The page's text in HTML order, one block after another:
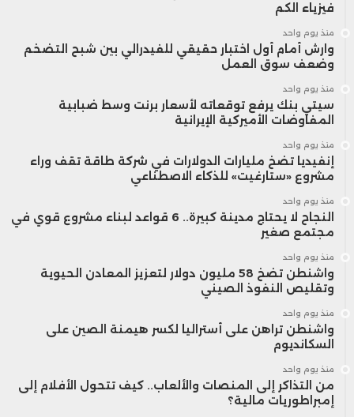
فيزياء الكم
منذ يوم واحد
وارش أمام أول اختبار حقيقي للفيدرالي بين شبح التضخم
وضعف سوق العمل
منذ يوم واحد
سيتي بنك يرفع توقعاته لأسعار برنت وسط ضبابية
المفاوضات الأميركية الإيرانية
منذ يوم واحد
إنفيديا تضخ مليارات الدولارات في شركة طاقة تقف وراء
مشروع «ستارغيت» للذكاء الاصطناعي
منذ يوم واحد
النجاح لا يحتاج مدينة كبيرة.. 6 قواعد لبناء مشروع قوي في
مجتمع صغير
منذ يوم واحد
واشنطن تضخ 58 مليون دولار لتعزيز المعادن الحيوية
وتقليص النفوذ الصيني
منذ يوم واحد
واشنطن تراهن على أستراليا لكسر هيمنة الصين على
السكانديوم
منذ يوم واحد
من التذاكر إلى المنصات والألعاب.. كيف تتحول الأفلام إلى
إمبراطوريات مالية؟